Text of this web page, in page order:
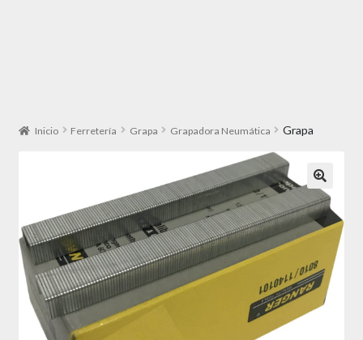
Inicio Ferretería Grapa Grapadora Neumática Grapa
🔍